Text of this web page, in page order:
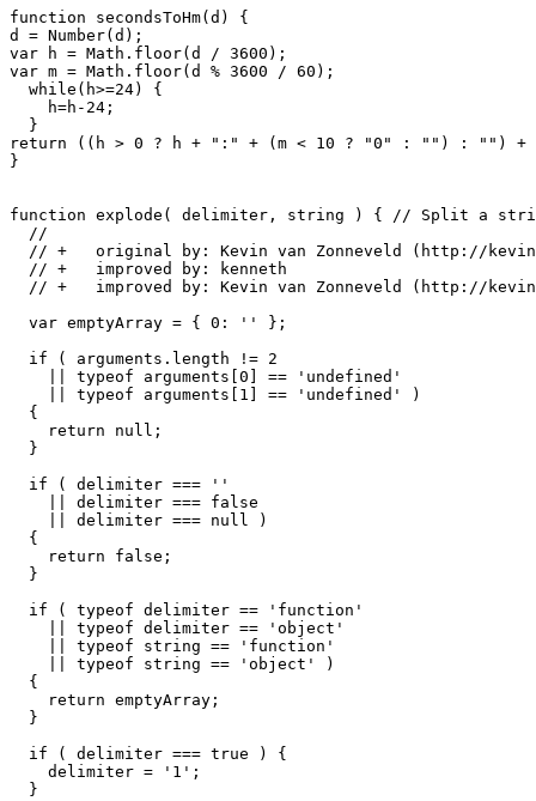
function secondsToHm(d) {
d = Number(d);
var h = Math.floor(d / 3600);
var m = Math.floor(d % 3600 / 60);
  while(h>=24) {
    h=h-24;
  }
return ((h > 0 ? h + ":" + (m < 10 ? "0" : "") : "") +
}
function explode( delimiter, string ) {	// Split a string by string
  //
// +   original by: Kevin van Zonneveld (http://
  // +   improved by: kenneth
// +   improved by: Kevin van Zonneveld (http://
  var emptyArray = { 0: '' };
  if ( arguments.length != 2
    || typeof arguments[0] == 'undefined'
    || typeof arguments[1] == 'undefined' )
  {
    return null;
  }
  if ( delimiter === ''
    || delimiter === false
    || delimiter === null )
  {
    return false;
  }
  if ( typeof delimiter == 'function'
    || typeof delimiter == 'object'
    || typeof string == 'function'
    || typeof string == 'object' )
  {
    return emptyArray;
  }
  if ( delimiter === true ) {
    delimiter = '1';
  }